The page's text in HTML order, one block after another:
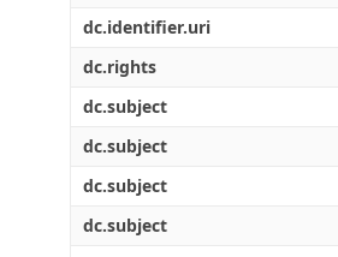
dc.identifier.uri
dc.rights
dc.subject
dc.subject
dc.subject
dc.subject